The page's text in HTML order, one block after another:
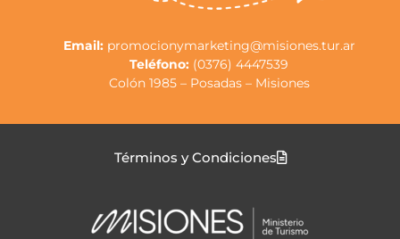
Email:promocionymarketing@misiones.tur.ar
Teléfono: (0376) 4447539
Colón 1985 – Posadas – Misiones
Términos y Condiciones